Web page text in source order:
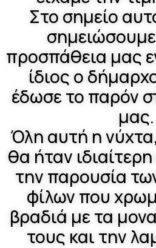
Στο σημείο
προσπάθεια μας
ίδιος ο
έδωσε το παρόν
μας.
Όλη αυτή η
θα ήταν
την παρουσία
φίλων που
βραδιά με τα
τους και την